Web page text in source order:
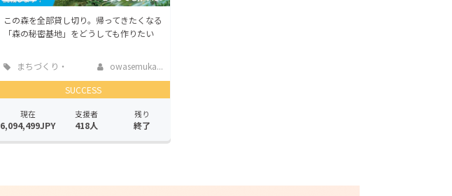
この森を全部貸し切り。帰ってきたくなる
「森の秘密基地」をどうしても作りたい
まちづくり・
地域活性化
owasemuka...
SUCCESS
現在
6,094,499JPY
支援者
418人
残り
終了